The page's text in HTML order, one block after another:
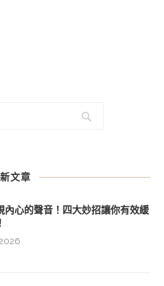
文章
內心的聲音！四大妙招讓你有效緩